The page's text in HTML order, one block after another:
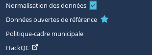
Normalisation des données
Données ouvertes de référence
Politique-cadre municipale
HackQC